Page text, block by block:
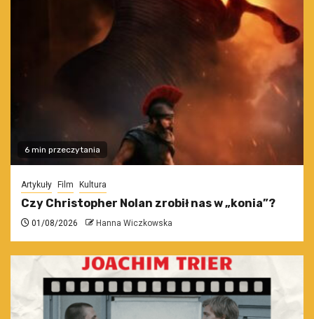
6 min przeczytania
Artykuły Film Kultura
Czy Christopher Nolan zrobił nas w „konia”?
01/08/2026 Hanna Wiczkowska